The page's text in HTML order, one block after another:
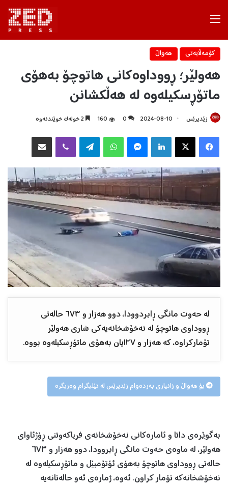
كۆمه‌ڵایه‌تی هه‌واڵ
هەولێر؛ ڕووداوەکانی هاتوچۆ بەهۆی
ماتۆڕسکیلەوە لە هەڵکشانن
زێدپرێس 2024-08-10
0
160
X
Telegram
لە حەوت مانگی ڕابردوودا، دوو هەزار و ٦٧٣ حالەتی
ڕووداوی هاتوچۆ لە نەخۆشخانەیەکی شاری هەولێر
تۆمارکراوە، کە هەزار و ١٢٧یان بەهۆی ماتۆڕسکیلەوە بووە.
بۆ هەواڵ و زانیاری بەردەوام زێدپرێس لە تێلیگرام وەربگرە
بەگوێرەی داتا و ئامارەکانی نەخۆشخانەی فریاکەوتنی ڕۆژئاوای
هەولێر، لە ماوەی حەوت مانگی ڕابروودا، دوو هەزار و ٦٧٣
حالەتی ڕووداوی هاتوچۆ بەهۆی ئۆتۆمبێل و ماتۆڕسکیلەوە لە
نەخۆشخانەکە تۆمار کراون. ئەوە، ژمارەی ئەو حالەتانەیە